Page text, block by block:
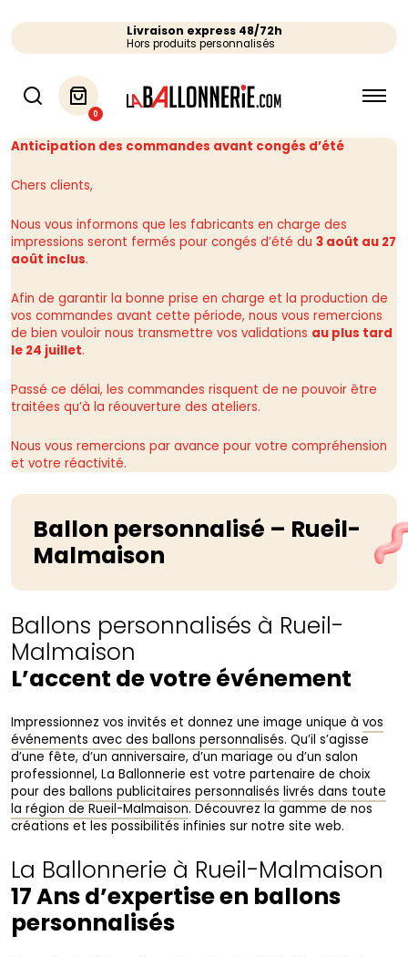
Livraison express 48/72h
Hors produits personnalisés
0
Anticipation des commandes avant congés d’été
Chers clients,
Nous vous informons que les fabricants en charge des
impressions seront fermés pour congés d’été du 3 août au 27
août inclus.
Afin de garantir la bonne prise en charge et la production de
vos commandes avant cette période, nous vous remercions
de bien vouloir nous transmettre vos validations au plus tard
le 24 juillet.
Passé ce délai, les commandes risquent de ne pouvoir être
traitées qu’à la réouverture des ateliers.
Nous vous remercions par avance pour votre compréhension
et votre réactivité.
Ballon personnalisé – Rueil-
Malmaison
Ballons personnalisés à Rueil-
Malmaison
L’accent de votre événement
Impressionnez vos invités et donnez une image unique à vos
événements avec des ballons personnalisés. Qu’il s’agisse
d’une fête, d’un anniversaire, d’un mariage ou d’un salon
professionnel, La Ballonnerie est votre partenaire de choix
pour des ballons publicitaires personnalisés livrés dans toute
la région de Rueil-Malmaison. Découvrez la gamme de nos
créations et les possibilités infinies sur notre site web.
La Ballonnerie à Rueil-Malmaison
17 Ans d’expertise en ballons
personnalisés